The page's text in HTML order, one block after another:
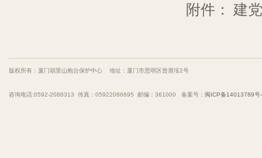
附件： 建
版权所有：厦门胡里山炮台保护中心 地址：厦门市思明区曾厝垵2号
咨询电话:0592-2088313 传真：05922086695 邮编：361000 备案号： 闽ICP备14013789号